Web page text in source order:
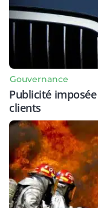
Gouvernance
Publicité
clients